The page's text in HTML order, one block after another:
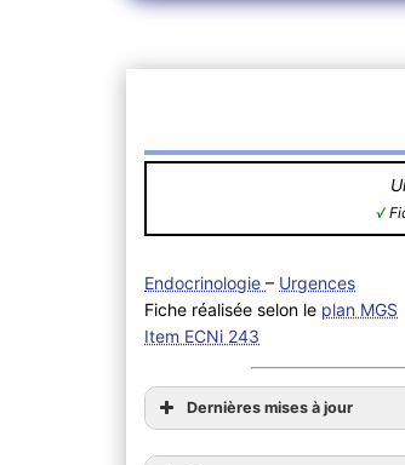
√
Endocrinologie– Urgences
Fiche réalisée selon le plan MGS
Item ECNi 243
Dernières mises à jour